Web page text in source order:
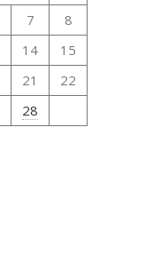
7
8
14
15
21
22
28